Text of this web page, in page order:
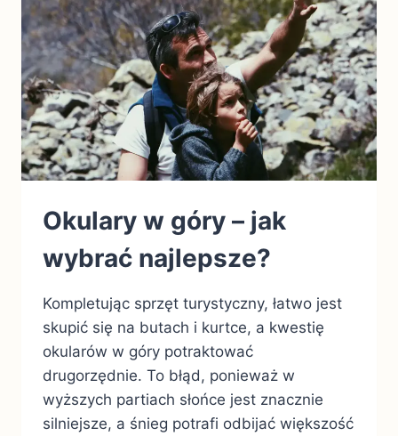
Okulary w góry – jak
wybrać najlepsze?
Kompletując sprzęt turystyczny, łatwo jest
skupić się na butach i kurtce, a kwestię
okularów w góry potraktować
drugorzędnie. To błąd, ponieważ w
wyższych partiach słońce jest znacznie
silniejsze, a śnieg potrafi odbijać większość